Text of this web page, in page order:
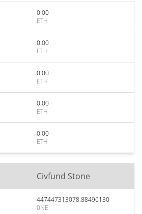
0.00
ETH
0.00
ETH
0.00
ETH
0.00
ETH
0.00
ETH
Civfund Stone
447447313078.88496130
0NE